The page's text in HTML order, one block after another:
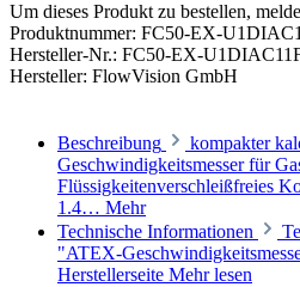
Um dieses Produkt zu bestellen,
Produktnummer: FC50-EX-
Hersteller-Nr.: FC50-EX-
Hersteller: FlowVision GmbH
Beschreibung
kompakter
Geschwindigkeitsmesser für
Flüssigkeitenverschleißfreies
1.4… Mehr
Technische Informationen
"ATEX-
Herstellerseite Mehr lesen